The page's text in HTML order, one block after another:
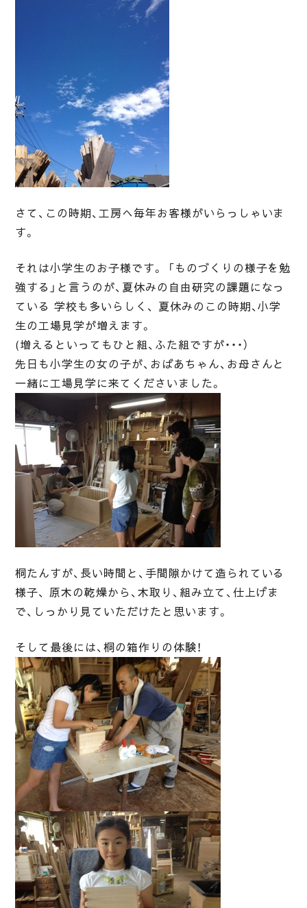
さて、この時期、工房へ毎年お客様がいらっしゃいま
す。
それは小学生のお子様です。 「ものづくりの様子を勉
強する」と言うのが、夏休みの自由研究の課題になっ
ている 学校も多いらしく、 夏休みのこの時期、小学
生の工場見学が増えます。
(増えるといってもひと組、ふた組ですが・・・）
先日も小学生の女の子が、おばあちゃん、お母さんと
一緒に工場見学に来てくださいました。
桐たんすが、長い時間と、手間隙かけて造られている
様子、 原木の乾燥から、木取り、組み立て、仕上げま
で、しっかり見ていただけたと思います。
そして最後には、桐の箱作りの体験！